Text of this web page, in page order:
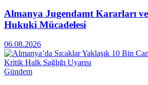
Almanya Jugendamt Kararları
Hukuki Mücadelesi
06.08.2026
Gündem